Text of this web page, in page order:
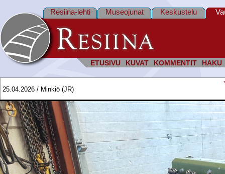
ETUSIVU KUVAT KOMMENTIT HAKU
Resiina-lehti Museojunat Keskustelu
25.04.2026 / Minkiö (JR)